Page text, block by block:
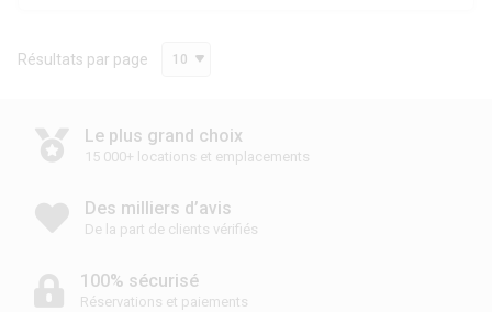
Résultats par page 10
Le plus grand choix
15 000+ locations et emplacements
Des milliers d’avis
De la part de clients vérifiés
100% sécurisé
Réservations et paiements